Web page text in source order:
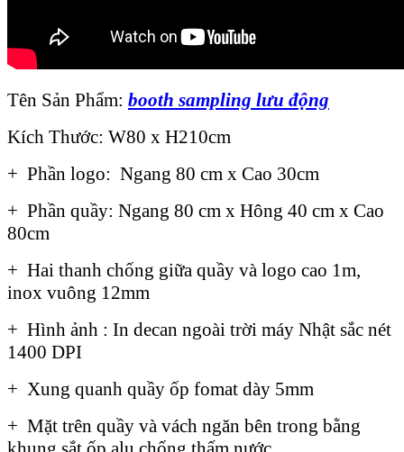
Tên Sản Phẩm: booth sampling lưu động
Kích Thước: W80 x H210cm
+ Phần logo: Ngang 80 cm x Cao 30cm
+ Phần quầy: Ngang 80 cm x Hông 40 cm x Cao
80cm
+ Hai thanh chống giữa quầy và logo cao 1m,
inox vuông 12mm
+ Hình ảnh : In decan ngoài trời máy Nhật sắc nét
1400 DPI
+ Xung quanh quầy ốp fomat dày 5mm
+ Mặt trên quầy và vách ngăn bên trong bằng